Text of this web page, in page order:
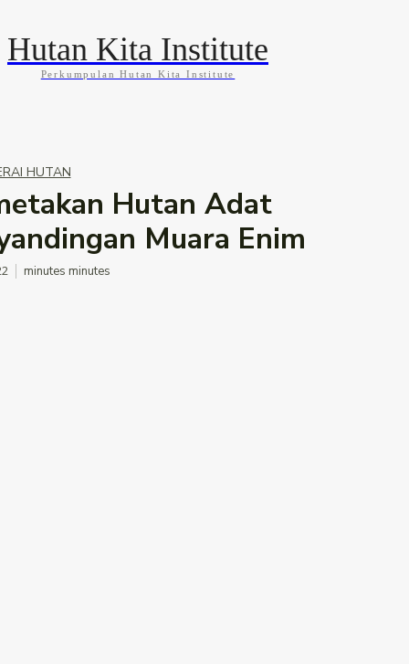
Hutan Kita Institute
Perkumpulan Hutan Kita Institute
HUTAN
Hutan Adat
Muara Enim
minutes minutes